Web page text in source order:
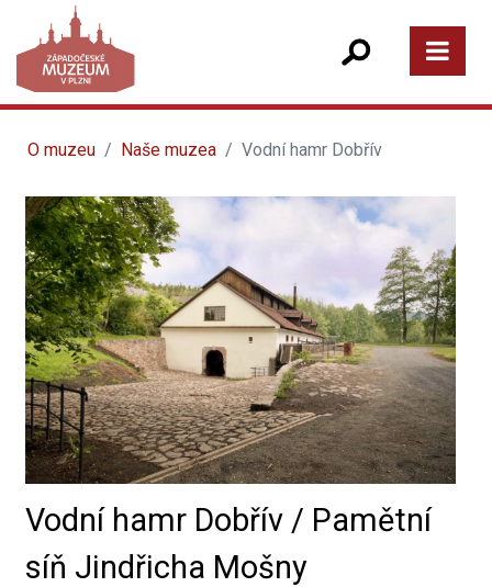
O muzeu Naše muzea Vodní hamr Dobřív
Vodní hamr Dobřív / Pamětní
síň Jindřicha Mošny